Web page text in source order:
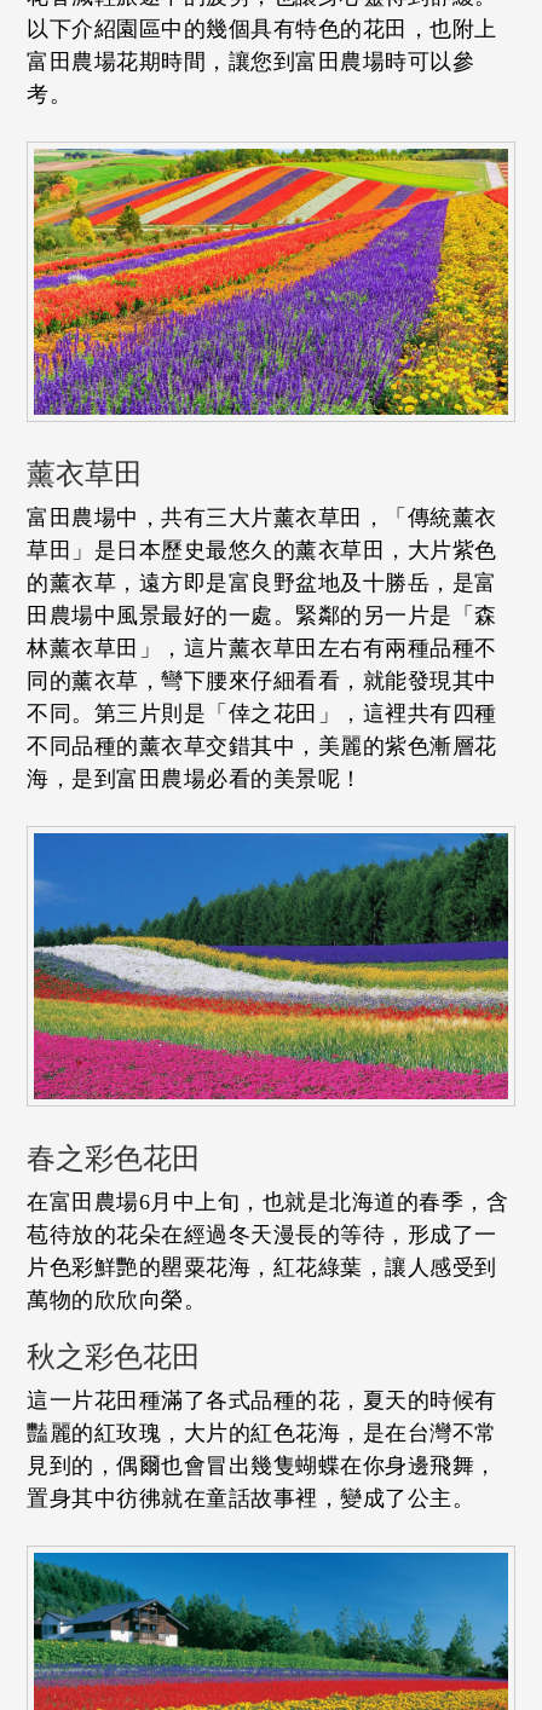
以下介紹園區中的幾個具有特色的花田，也附上
富田農場花期時間，讓您到富田農場時可以參
考。
薰衣草田
富田農場中，共有三大片薰衣草田，「傳統薰衣
草田」是日本歷史最悠久的薰衣草田，大片紫色
的薰衣草，遠方即是富良野盆地及十勝岳，是富
田農場中風景最好的一處。緊鄰的另一片是「森
林薰衣草田」，這片薰衣草田左右有兩種品種不
同的薰衣草，彎下腰來仔細看看，就能發現其中
不同。第三片則是「倖之花田」，這裡共有四種
不同品種的薰衣草交錯其中，美麗的紫色漸層花
海，是到富田農場必看的美景呢！
春之彩色花田
在富田農場6月中上旬，也就是北海道的春季，含
苞待放的花朵在經過冬天漫長的等待，形成了一
片色彩鮮艷的罌粟花海，紅花綠葉，讓人感受到
萬物的欣欣向榮。
秋之彩色花田
這一片花田種滿了各式品種的花，夏天的時候有
豔麗的紅玫瑰，大片的紅色花海，是在台灣不常
見到的，偶爾也會冒出幾隻蝴蝶在你身邊飛舞，
置身其中彷彿就在童話故事裡，變成了公主。